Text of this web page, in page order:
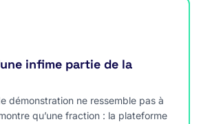
infime partie de la
démonstration ne ressemble pas à
qu’une fraction : la plateforme